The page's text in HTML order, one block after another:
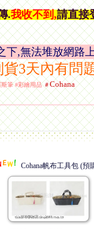
.我收不到,請直接
下,無法堆放網路
貨3天內有問
斯筆 #彩繪用品＃Cohana
Cohana帆布工具包 (預